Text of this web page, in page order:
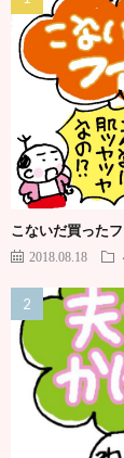
こないだ買った
2018.08.18